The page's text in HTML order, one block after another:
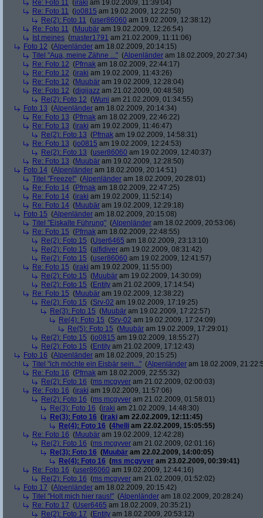
Re: Foto 11 (iraki am 19.02.2009, 11:39:04)
Re: Foto 11 (jo0815 am 19.02.2009, 12:22:50)
Re(2): Foto 11 (user86060 am 19.02.2009, 12:38:12)
Re: Foto 11 (Muubär am 19.02.2009, 12:26:54)
Ist meines (master1791 am 21.02.2009, 11:11:06)
Foto 12 (Alpenländer am 18.02.2009, 20:14:15)
Titel "Aua, meine Zähne ..." (Alpenländer am 18.02.2009, 20:27:34)
Re: Foto 12 (Pfrnak am 18.02.2009, 22:44:17)
Re: Foto 12 (iraki am 19.02.2009, 11:43:26)
Re: Foto 12 (Muubär am 19.02.2009, 12:28:04)
Re: Foto 12 (digijazz am 21.02.2009, 00:48:58)
Re(2): Foto 12 (Wuni am 21.02.2009, 01:34:55)
Foto 13 (Alpenländer am 18.02.2009, 20:14:34)
Re: Foto 13 (Pfrnak am 18.02.2009, 22:46:22)
Re: Foto 13 (iraki am 19.02.2009, 11:46:47)
Re(2): Foto 13 (Pfrnak am 19.02.2009, 14:58:31)
Re: Foto 13 (jo0815 am 19.02.2009, 12:24:53)
Re(2): Foto 13 (user86060 am 19.02.2009, 12:40:37)
Re: Foto 13 (Muubär am 19.02.2009, 12:28:50)
Foto 14 (Alpenländer am 18.02.2009, 20:14:51)
Titel "Freeze!" (Alpenländer am 18.02.2009, 20:28:01)
Re: Foto 14 (Pfrnak am 18.02.2009, 22:47:25)
Re: Foto 14 (iraki am 19.02.2009, 11:52:14)
Re: Foto 14 (Muubär am 19.02.2009, 12:29:18)
Foto 15 (Alpenländer am 18.02.2009, 20:15:08)
Titel "Eiskalte Führung" (Alpenländer am 18.02.2009, 20:53:06)
Re: Foto 15 (Pfrnak am 18.02.2009, 22:48:55)
Re(2): Foto 15 (User6465 am 18.02.2009, 23:13:10)
Re(2): Foto 15 (alfidiver am 19.02.2009, 08:31:42)
Re(2): Foto 15 (user86060 am 19.02.2009, 12:41:57)
Re: Foto 15 (iraki am 19.02.2009, 11:55:00)
Re(2): Foto 15 (Muubär am 19.02.2009, 14:30:09)
Re(2): Foto 15 (Entity am 21.02.2009, 17:14:54)
Re: Foto 15 (Muubär am 19.02.2009, 12:38:22)
Re(2): Foto 15 (Srv-02 am 19.02.2009, 17:19:25)
Re(3): Foto 15 (Muubär am 19.02.2009, 17:22:57)
Re(4): Foto 15 (Srv-02 am 19.02.2009, 17:24:09)
Re(5): Foto 15 (Muubär am 19.02.2009, 17:29:01)
Re(2): Foto 15 (jo0815 am 19.02.2009, 18:55:27)
Re(2): Foto 15 (Entity am 21.02.2009, 17:12:43)
Foto 16 (Alpenländer am 18.02.2009, 20:15:25)
Titel "ich möchte ein Eisbär sein..." (Alpenländer am 18.02.2009,
Re: Foto 16 (Pfrnak am 18.02.2009, 22:55:32)
Re(2): Foto 16 (ms mcgyver am 21.02.2009, 02:00:03)
Re: Foto 16 (iraki am 19.02.2009, 11:57:06)
Re(2): Foto 16 (ms mcgyver am 21.02.2009, 01:58:01)
Re(3): Foto 16 (iraki am 21.02.2009, 14:48:30)
Re(3): Foto 16 (iraki am 22.02.2009, 12:11:45)
Re(4): Foto 16 (4helli am 22.02.2009, 15:05:55)
Re: Foto 16 (Muubär am 19.02.2009, 12:42:28)
Re(2): Foto 16 (ms mcgyver am 21.02.2009, 02:01:16)
Re(3): Foto 16 (Muubär am 22.02.2009, 14:00:05)
Re(4): Foto 16 (ms mcgyver am 23.02.2009, 00:39:41)
Re: Foto 16 (user86060 am 19.02.2009, 12:44:16)
Re(2): Foto 16 (ms mcgyver am 21.02.2009, 01:52:02)
Foto 17 (Alpenländer am 18.02.2009, 20:15:42)
Titel "Holt mich hier raus!" (Alpenländer am 18.02.2009, 20:28:24)
Re: Foto 17 (User6465 am 18.02.2009, 20:35:21)
Re(2): Foto 17 (Entity am 18.02.2009, 20:53:12)